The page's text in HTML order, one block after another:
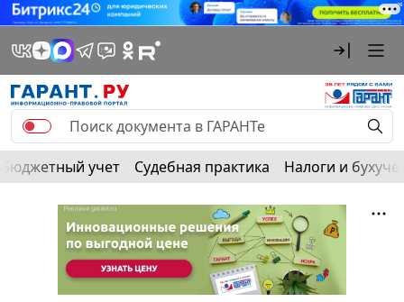
Бюджетный учет Судебная практика Налоги и